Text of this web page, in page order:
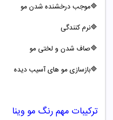
🔷موجب درخشنده شدن مو
🔷نرم کنندگی
🔷صاف شدن و لختی مو
🔷بازسازی مو های آسیب دیده
ترکیبات مهم رنگ مو وینا